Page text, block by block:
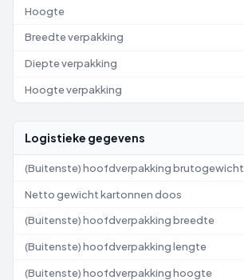
Hoogte
Breedte verpakking
Diepte verpakking
Hoogte verpakking
Logistieke gegevens
(Buitenste) hoofdverpakking brutogewicht
Netto gewicht kartonnen doos
(Buitenste) hoofdverpakking breedte
(Buitenste) hoofdverpakking lengte
(Buitenste) hoofdverpakking hoogte